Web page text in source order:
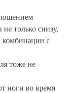
только снизу,
комбинации с
тоже не
ноги во время